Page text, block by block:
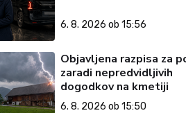
6. 8. 2026 ob 15:56
Objavljena razpisa za
zaradi nepredvidljivih
dogodkov na kmetiji
6. 8. 2026 ob 15:50